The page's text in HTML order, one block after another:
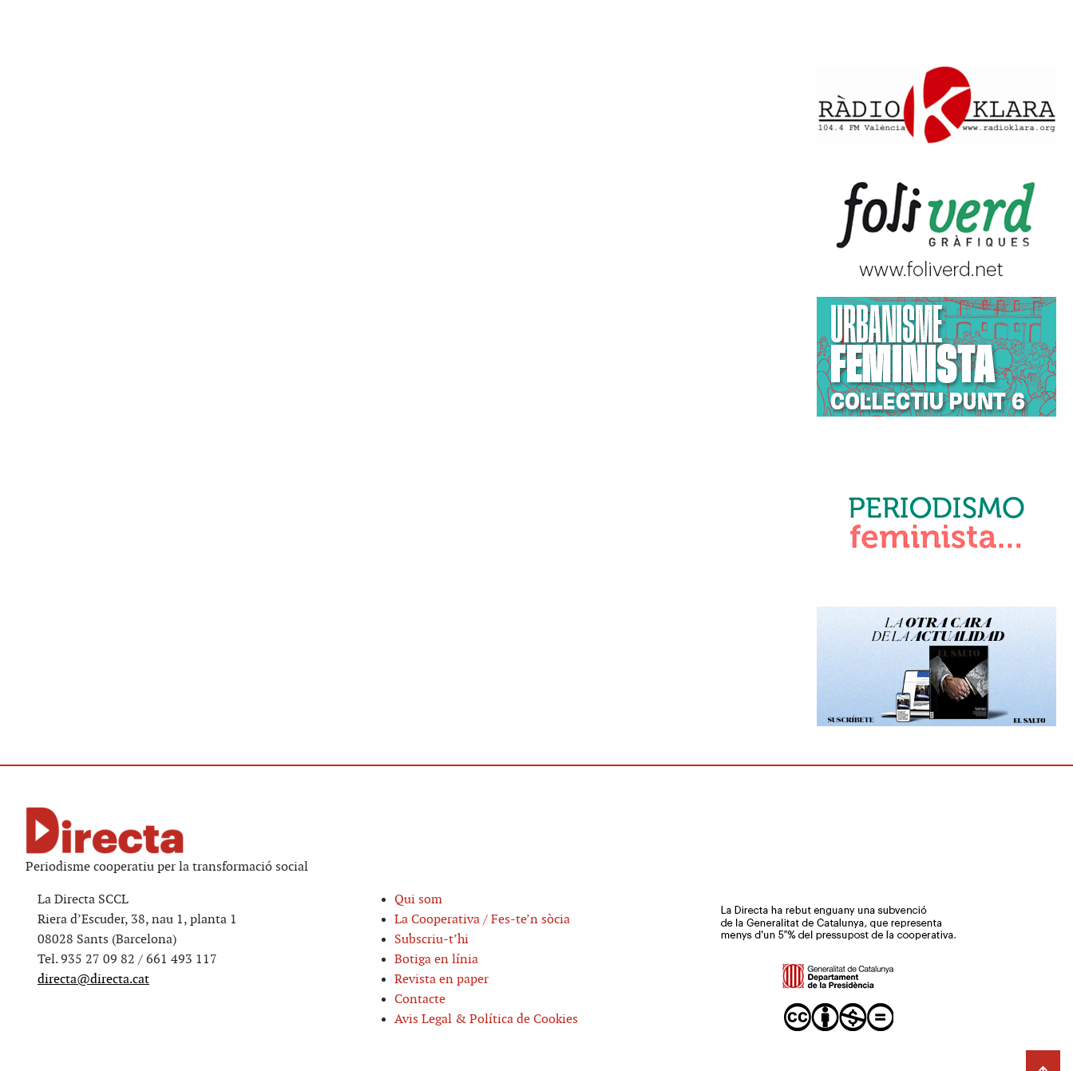
Periodisme cooperatiu per la transformació social
La Directa SCCL
Riera d’Escuder, 38, nau 1, planta 1
08028 Sants (Barcelona)
Tel. 935 27 09 82 / 661 493 117
directa@directa.cat
Qui som
La Cooperativa / Fes-te’n sòcia
Subscriu-t’hi
Botiga en línia
Revista en paper
Contacte
Avis Legal & Política de Cookies